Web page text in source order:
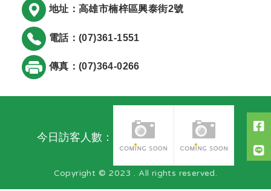
地址：高雄市楠梓區興泰街2號
電話：(07)361-1551
傳真：(07)364-0266
今日訪客人數：
Copyright © 2023 . All rights reserved.